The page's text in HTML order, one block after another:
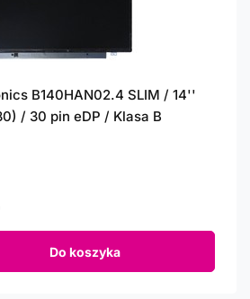
B140HAN02.4 SLIM / 14''
/ 30 pin eDP / Klasa B
Do koszyka